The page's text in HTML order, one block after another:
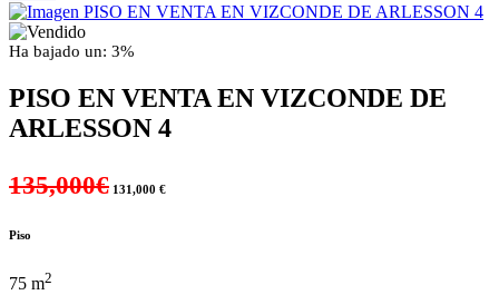
Ha bajado un: 3%
PISO EN VENTA EN VIZCONDE DE
ARLESSON 4
135,000€ 131,000 €
Piso
75 m2